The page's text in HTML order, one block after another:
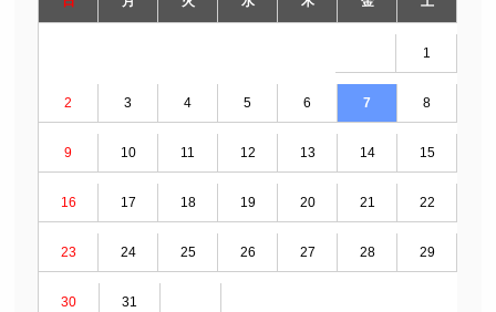
1
2 3 4 5 6 7 8
9 10 11 12 13 14 15
16 17 18 19 20 21 22
23 24 25 26 27 28 29
30 31